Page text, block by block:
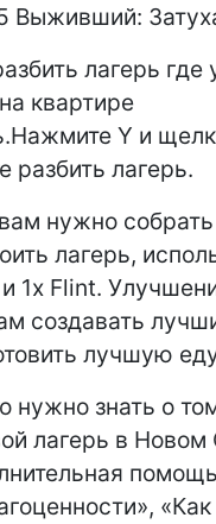
Выживший:
лагерь где
квартире
Y и
разбить лагерь.
нужно
лагерь,
1x Flint.
создавать
лучшую
нужно знать о
лагерь в Новом
«Как